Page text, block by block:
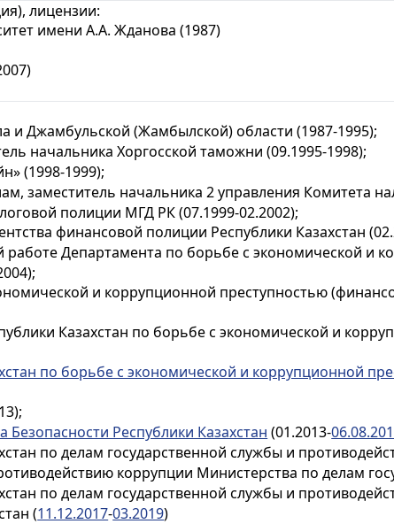
лицензии:
имени А.А. Жданова (1987)
и Джамбульской (Жамбылской) области (1987-1995);
начальника Хоргосской таможни (09.1995-1998);
(1998-1999);
заместитель начальника 2 управления Комитета
полиции МГД РК(07.1999-02.2002);
финансовой полиции Республики Казахстан
работе Департамента по борьбе с экономической и
и коррупционной преступностью
Казахстан по борьбе с экономической и
по борьбе с экономической и коррупционной
Республики Казахстан (01.2013-
по делам государственной службы и
коррупции Министерства по делам
по делам государственной службы и
(11.12.2017-03.2019)